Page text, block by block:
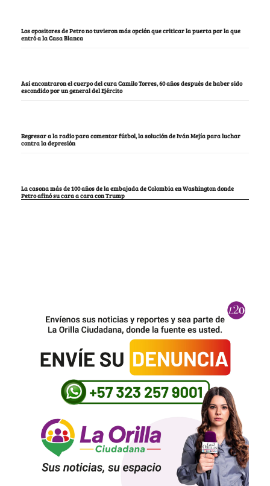
Los opositores de Petro no tuvieron más opción que criticar la puerta por la que
entró a la Casa Blanca
Así encontraron el cuerpo del cura Camilo Torres, 60 años después de haber sido
escondido por un general del Ejército
Regresar a la radio para comentar fútbol, la solución de Iván Mejía para luchar
contra la depresión
La casona más de 100 años de la embajada de Colombia en Washington donde
Petro afinó su cara a cara con Trump